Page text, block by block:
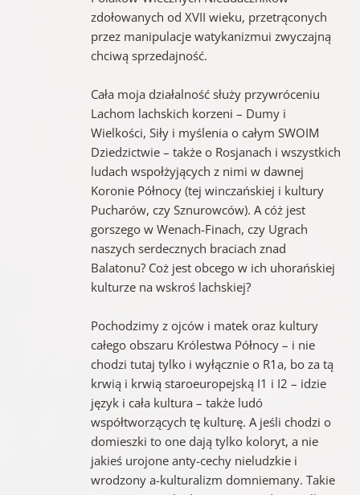
zdołowanych od XVII wieku, przetrąconych
przez manipulacje watykanizmui zwyczajną
chciwą sprzedajność.
Cała moja działalność służy przywróceniu
Lachom lachskich korzeni – Dumy i
Wielkości, Siły i myślenia o całym SWOIM
Dziedzictwie – także o Rosjanach i wszystkich
ludach wspołżyjących z nimi w dawnej
Koronie Północy (tej winczańskiej i kultury
Pucharów, czy Sznurowców). A cóż jest
gorszego w Wenach-Finach, czy Ugrach
naszych serdecznych braciach znad
Balatonu? Coż jest obcego w ich uhorańskiej
kulturze na wskroś lachskiej?
Pochodzimy z ojców i matek oraz kultury
całego obszaru Królestwa Północy – i nie
chodzi tutaj tylko i wyłącznie o R1a, bo za tą
krwią i krwią staroeuropejską I1 i I2 – idzie
język i cała kultura – także ludó
współtworzących tę kulturę. A jeśli chodzi o
domieszki to one dają tylko koloryt, a nie
jakieś urojone anty-cechy nieludzkie i
wrodzony a-kulturalizm domniemany. Takie